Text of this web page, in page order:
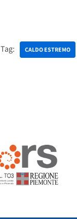
Tag: CALDO ESTREMO